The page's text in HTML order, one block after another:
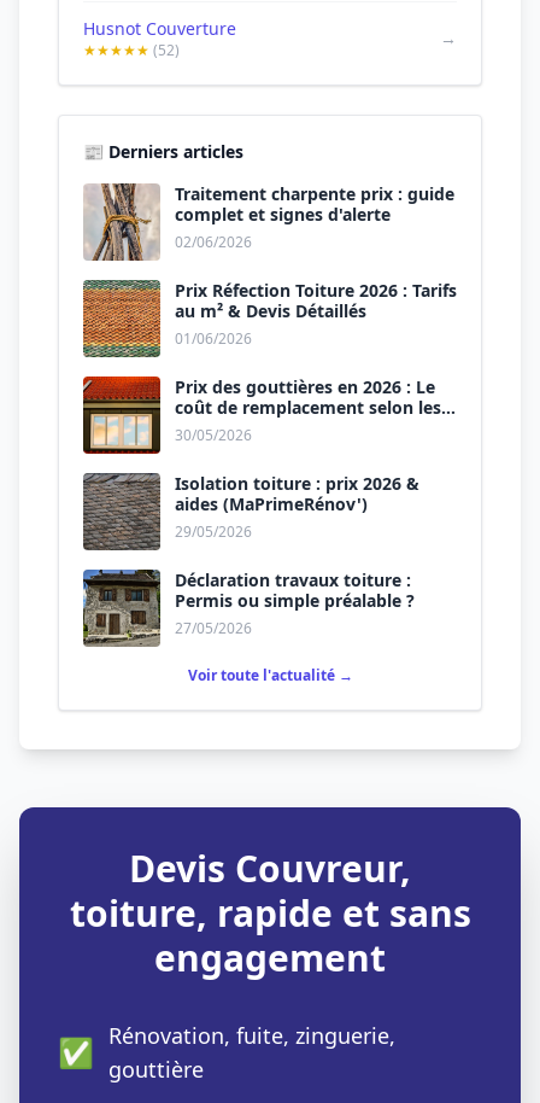
Husnot Couverture
★★★★★ (52)
→
📰 Derniers articles
Traitement charpente prix : guide
complet et signes d'alerte
02/06/2026
Prix Réfection Toiture 2026 : Tarifs
au m² & Devis Détaillés
01/06/2026
Prix des gouttières en 2026 : Le
coût de remplacement selon les
matériaux
30/05/2026
Isolation toiture : prix 2026 &
aides (MaPrimeRénov')
29/05/2026
Déclaration travaux toiture :
Permis ou simple préalable ?
27/05/2026
Voir toute l'actualité →
Devis Couvreur,
toiture, rapide et sans
engagement
✅ Rénovation, fuite, zinguerie,
gouttière